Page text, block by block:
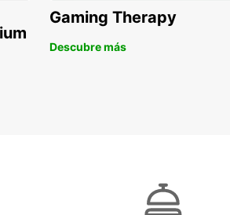
Gaming Therapy
Descubre más